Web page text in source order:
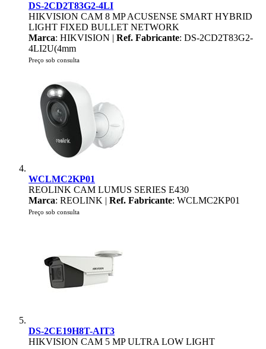
DS-2CD2T83G2-4LI
HIKVISION CAM 8 MP ACUSENSE SMART HYBRID
LIGHT FIXED BULLET NETWORK
Marca: HIKVISION | Ref. Fabricante: DS-2CD2T83G2-
4LI2U(4mm
Preço sob consulta
WCLMC2KP01
REOLINK CAM LUMUS SERIES E430
Marca: REOLINK | Ref. Fabricante: WCLMC2KP01
Preço sob consulta
DS-2CE19H8T-AIT3
HIKVISION CAM 5 MP ULTRA LOW LIGHT